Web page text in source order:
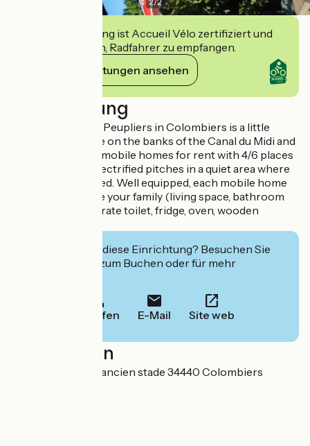
Diese Einrichtung ist Accueil Vélo zertifiziert und
verpflichtet sich, Radfahrer zu empfangen.
Ihre Verpflichtungen ansehen
Beschreibung
The campsite Les Peupliers in Colombiers is a little
corner of paradise on the banks of the Canal du Midi and
offers you recent mobile homes for rent with 4/6 places
and shaded and electrified pitches in a quiet area where
space is guaranteed. Well equipped, each mobile home
can accommodate your family (living space, bathroom
with shower, separate toilet, fridge, oven, wooden
Interessiert Sie diese Einrichtung? Besuchen Sie
deren Website zum Buchen oder für mehr
Anrufen E-Mail Site web
Localisation
7 promenade de l'ancien stade 34440 Colombiers